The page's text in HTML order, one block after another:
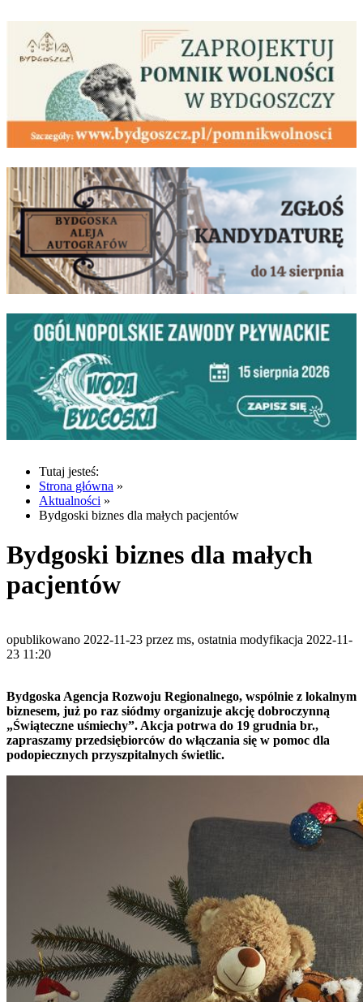
Tutaj jesteś:
Strona główna »
Aktualności »
Bydgoski biznes dla małych pacjentów
Bydgoski biznes dla małych
pacjentów
opublikowano 2022-11-23 przez ms, ostatnia modyfikacja 2022-11-
23 11:20
Bydgoska Agencja Rozwoju Regionalnego, wspólnie z lokalnym
biznesem, już po raz siódmy organizuje akcję dobroczynną
„Świąteczne uśmiechy”. Akcja potrwa do 19 grudnia br.,
zapraszamy przedsiębiorców do włączania się w pomoc dla
podopiecznych przyszpitalnych świetlic.